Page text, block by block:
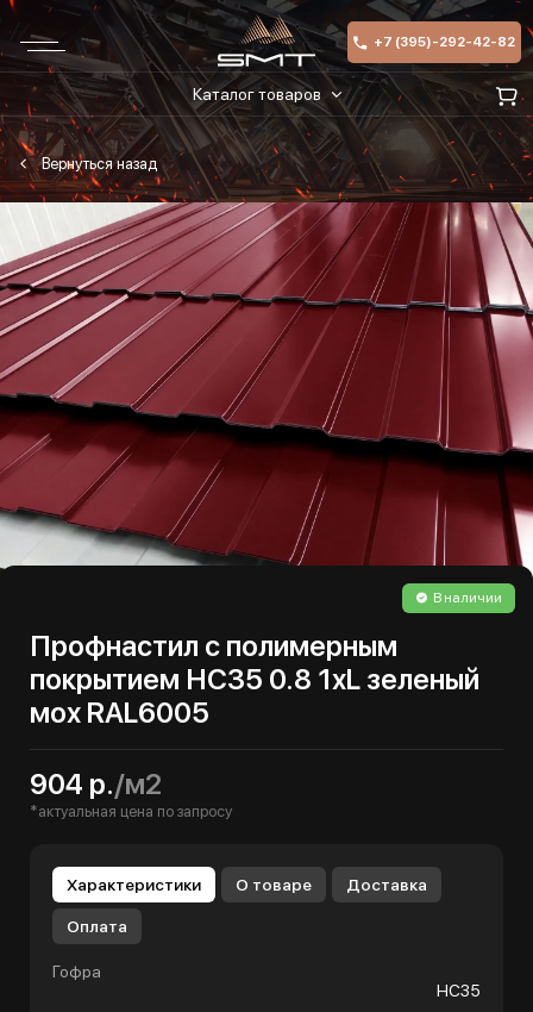
+7 (395)-292-42-82
Каталог товаров
В наличии
Профнастил с полимерным
покрытием НС35 0.8 1хL зеленый
мох RAL6005
904 р./м2
*актуальная цена по запросу
Характеристики О товаре Доставка
Оплата
Гофра
НС35